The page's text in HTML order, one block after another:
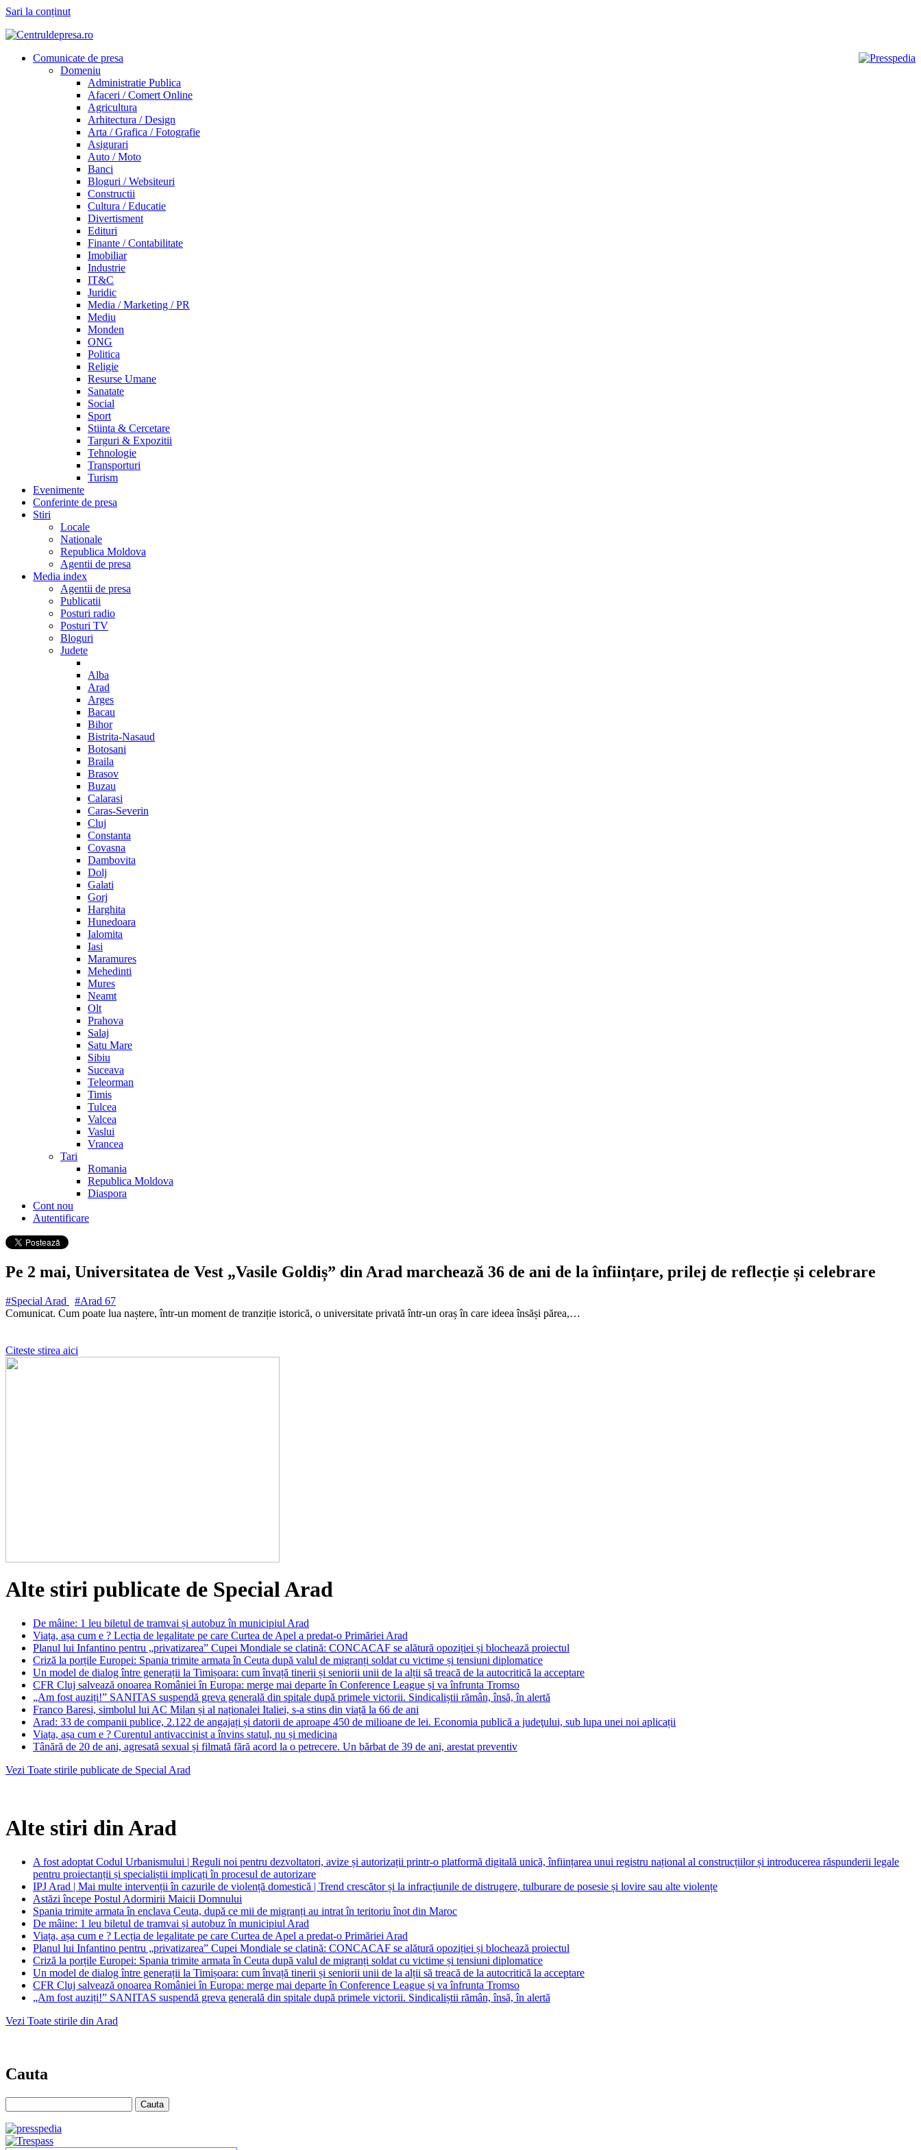
Sari la conținut
Comunicate de presa
Domeniu
Administratie Publica
Afaceri / Comert Online
Agricultura
Arhitectura / Design
Arta / Grafica / Fotografie
Asigurari
Auto / Moto
Banci
Bloguri / Websiteuri
Constructii
Cultura / Educatie
Divertisment
Edituri
Finante / Contabilitate
Imobiliar
Industrie
IT&C
Juridic
Media / Marketing / PR
Mediu
Monden
ONG
Politica
Religie
Resurse Umane
Sanatate
Social
Sport
Stiinta & Cercetare
Targuri & Expozitii
Tehnologie
Transporturi
Turism
Evenimente
Conferinte de presa
Stiri
Locale
Nationale
Republica Moldova
Agentii de presa
Media index
Agentii de presa
Publicatii
Posturi radio
Posturi TV
Bloguri
Judete
Alba
Arad
Arges
Bacau
Bihor
Bistrita-Nasaud
Botosani
Braila
Brasov
Buzau
Calarasi
Caras-Severin
Cluj
Constanta
Covasna
Dambovita
Dolj
Galati
Gorj
Harghita
Hunedoara
Ialomita
Iasi
Maramures
Mehedinti
Mures
Neamt
Olt
Prahova
Salaj
Satu Mare
Sibiu
Suceava
Teleorman
Timis
Tulcea
Valcea
Vaslui
Vrancea
Tari
Romania
Republica Moldova
Diaspora
Cont nou
Autentificare
Pe 2 mai, Universitatea de Vest „Vasile Goldiș” din Arad marchează 36 de ani de la înființare, prilej de reflecție și celebrare
#Special Arad #Arad 67
Comunicat. Cum poate lua naștere, într-un moment de tranziție istorică, o universitate privată într-un oraș în care ideea însăși părea,…
Citeste stirea aici
Alte stiri publicate de Special Arad
De mâine: 1 leu biletul de tramvai și autobuz în municipiul Arad
Viața, așa cum e ? Lecția de legalitate pe care Curtea de Apel a predat-o Primăriei Arad
Planul lui Infantino pentru „privatizarea” Cupei Mondiale se clatină: CONCACAF se alătură opoziției și blochează proiectul
Criză la porțile Europei: Spania trimite armata în Ceuta după valul de migranți soldat cu victime și tensiuni diplomatice
Un model de dialog între generații la Timișoara: cum învață tinerii și seniorii unii de la alții să treacă de la autocritică la acceptare
CFR Cluj salvează onoarea României în Europa: merge mai departe în Conference League și va înfrunta Tromso
„Am fost auziți!” SANITAS suspendă greva generală din spitale după primele victorii. Sindicaliștii rămân, însă, în alertă
Franco Baresi, simbolul lui AC Milan și al naționalei Italiei, s-a stins din viață la 66 de ani
Arad: 33 de companii publice, 2.122 de angajați și datorii de aproape 450 de milioane de lei. Economia publică a judeţului, sub lupa unei noi aplicații
Viața, așa cum e ? Curentul antivaccinist a învins statul, nu și medicina
Tânără de 20 de ani, agresată sexual și filmată fără acord la o petrecere. Un bărbat de 39 de ani, arestat preventiv
Vezi Toate stirile publicate de Special Arad
Alte stiri din Arad
A fost adoptat Codul Urbanismului | Reguli noi pentru dezvoltatori, avize și autorizații printr-o platformă digitală unică, înființarea unui registru național al construcțiilor și introducerea răspunderii legale
pentru proiectanții și specialiștii implicați în procesul de autorizare
IPJ Arad | Mai multe intervenții în cazurile de violență domestică | Trend crescător și la infracțiunile de distrugere, tulburare de posesie și lovire sau alte violențe
Astăzi începe Postul Adormirii Maicii Domnului
Spania trimite armata în enclava Ceuta, după ce mii de migranți au intrat în teritoriu înot din Maroc
De mâine: 1 leu biletul de tramvai și autobuz în municipiul Arad
Viața, așa cum e ? Lecția de legalitate pe care Curtea de Apel a predat-o Primăriei Arad
Planul lui Infantino pentru „privatizarea” Cupei Mondiale se clatină: CONCACAF se alătură opoziției și blochează proiectul
Criză la porțile Europei: Spania trimite armata în Ceuta după valul de migranți soldat cu victime și tensiuni diplomatice
Un model de dialog între generații la Timișoara: cum învață tinerii și seniorii unii de la alții să treacă de la autocritică la acceptare
CFR Cluj salvează onoarea României în Europa: merge mai departe în Conference League și va înfrunta Tromso
„Am fost auziți!” SANITAS suspendă greva generală din spitale după primele victorii. Sindicaliștii rămân, însă, în alertă
Vezi Toate stirile din Arad
Cauta